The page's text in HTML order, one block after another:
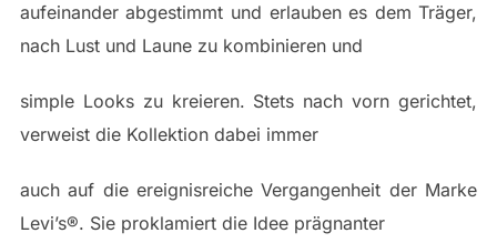
aufeinander abgestimmt und erlauben es dem Träger,
nach Lust und Laune zu kombinieren und
simple Looks zu kreieren. Stets nach vorn gerichtet,
verweist die Kollektion dabei immer
auch auf die ereignisreiche Vergangenheit der Marke
Levi’s®. Sie proklamiert die Idee prägnanter